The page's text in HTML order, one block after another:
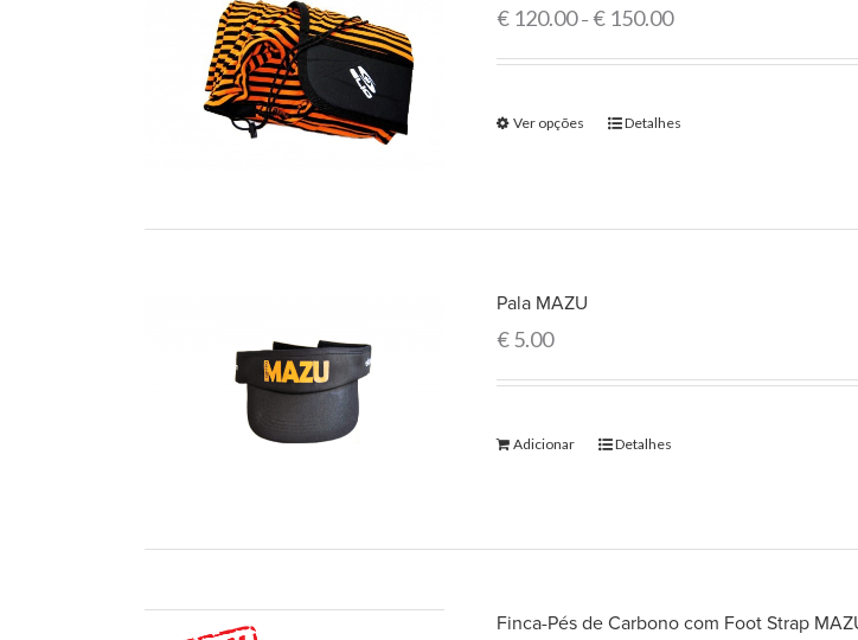
€ 120.00–€ 150.00
Ver opções Detalhes
Pala MAZU
€5.00
Adicionar Detalhes
Finca-Pés de Carbono com Foot Strap